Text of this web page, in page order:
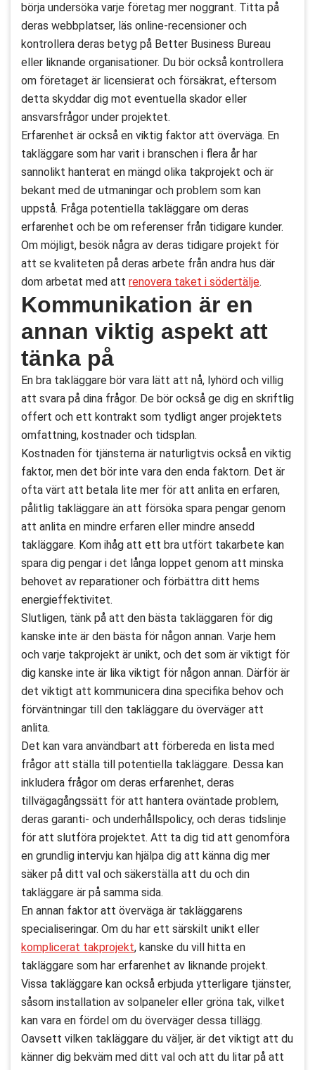
börja undersöka varje företag mer noggrant. Titta på
deras webbplatser, läs online-recensioner och
kontrollera deras betyg på Better Business Bureau
eller liknande organisationer. Du bör också kontrollera
om företaget är licensierat och försäkrat, eftersom
detta skyddar dig mot eventuella skador eller
ansvarsfrågor under projektet.
Erfarenhet är också en viktig faktor att överväga. En
takläggare som har varit i branschen i flera år har
sannolikt hanterat en mängd olika takprojekt och är
bekant med de utmaningar och problem som kan
uppstå. Fråga potentiella takläggare om deras
erfarenhet och be om referenser från tidigare kunder.
Om möjligt, besök några av deras tidigare projekt för
att se kvaliteten på deras arbete från andra hus där
dom arbetat med att renovera taket i södertälje.
Kommunikation är en
annan viktig aspekt att
tänka på
En bra takläggare bör vara lätt att nå, lyhörd och villig
att svara på dina frågor. De bör också ge dig en skriftlig
offert och ett kontrakt som tydligt anger projektets
omfattning, kostnader och tidsplan.
Kostnaden för tjänsterna är naturligtvis också en viktig
faktor, men det bör inte vara den enda faktorn. Det är
ofta värt att betala lite mer för att anlita en erfaren,
pålitlig takläggare än att försöka spara pengar genom
att anlita en mindre erfaren eller mindre ansedd
takläggare. Kom ihåg att ett bra utfört takarbete kan
spara dig pengar i det långa loppet genom att minska
behovet av reparationer och förbättra ditt hems
energieffektivitet.
Slutligen, tänk på att den bästa takläggaren för dig
kanske inte är den bästa för någon annan. Varje hem
och varje takprojekt är unikt, och det som är viktigt för
dig kanske inte är lika viktigt för någon annan. Därför är
det viktigt att kommunicera dina specifika behov och
förväntningar till den takläggare du överväger att
anlita.
Det kan vara användbart att förbereda en lista med
frågor att ställa till potentiella takläggare. Dessa kan
inkludera frågor om deras erfarenhet, deras
tillvägagångssätt för att hantera oväntade problem,
deras garanti- och underhållspolicy, och deras tidslinje
för att slutföra projektet. Att ta dig tid att genomföra
en grundlig intervju kan hjälpa dig att känna dig mer
säker på ditt val och säkerställa att du och din
takläggare är på samma sida.
En annan faktor att överväga är takläggarens
specialiseringar. Om du har ett särskilt unikt eller
komplicerat takprojekt, kanske du vill hitta en
takläggare som har erfarenhet av liknande projekt.
Vissa takläggare kan också erbjuda ytterligare tjänster,
såsom installation av solpaneler eller gröna tak, vilket
kan vara en fördel om du överväger dessa tillägg.
Oavsett vilken takläggare du väljer, är det viktigt att du
känner dig bekväm med ditt val och att du litar på att